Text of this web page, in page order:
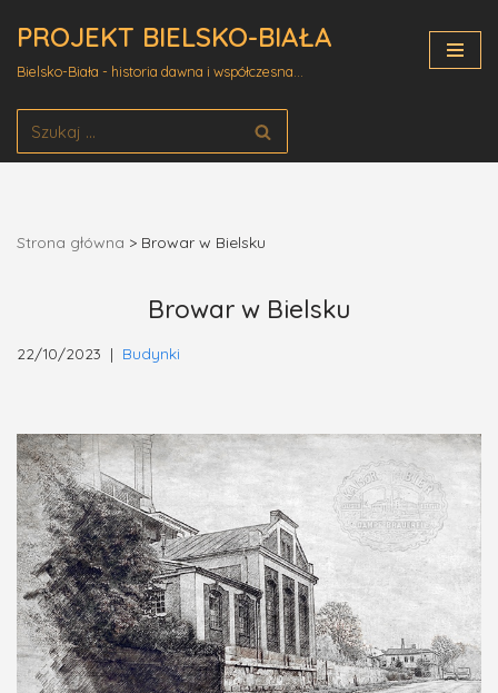
treści
PROJEKT BIELSKO-BIAŁA
Bielsko-Biała - historia dawna i współczesna...
Strona główna > Browar w Bielsku
Browar w Bielsku
22/10/2023 Budynki